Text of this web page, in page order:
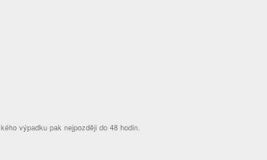
výpadku pak nejpozději do 48 hodin.